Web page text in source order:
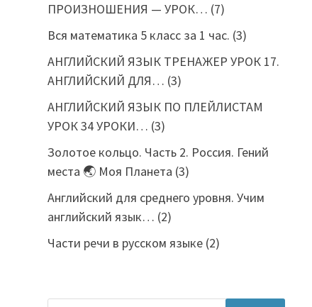
ПРОИЗНОШЕНИЯ — УРОК… (7)
Вся математика 5 класс за 1 час. (3)
АНГЛИЙСКИЙ ЯЗЫК ТРЕНАЖЕР УРОК 17.
АНГЛИЙСКИЙ ДЛЯ… (3)
АНГЛИЙСКИЙ ЯЗЫК ПО ПЛЕЙЛИСТАМ
УРОК 34 УРОКИ… (3)
Золотое кольцо. Часть 2. Россия. Гений
места 🌏 Моя Планета (3)
Английский для среднего уровня. Учим
английский язык… (2)
Части речи в русском языке (2)